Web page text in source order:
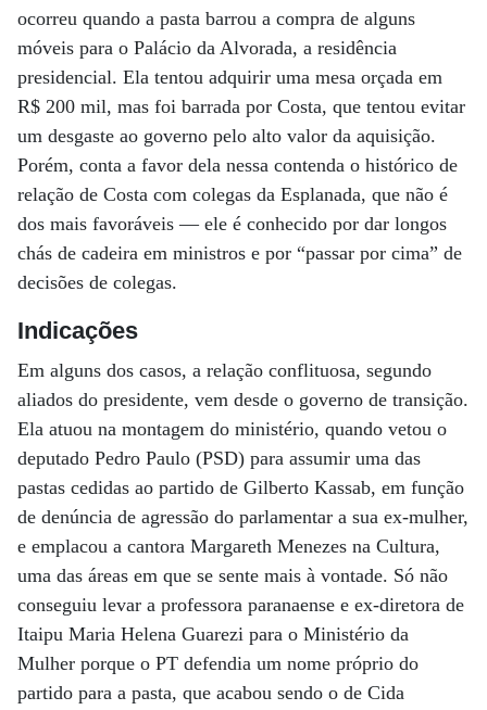
ocorreu quando a pasta barrou a compra de alguns
móveis para o Palácio da Alvorada, a residência
presidencial. Ela tentou adquirir uma mesa orçada em
R$ 200 mil, mas foi barrada por Costa, que tentou evitar
um desgaste ao governo pelo alto valor da aquisição.
Porém, conta a favor dela nessa contenda o histórico de
relação de Costa com colegas da Esplanada, que não é
dos mais favoráveis — ele é conhecido por dar longos
chás de cadeira em ministros e por “passar por cima” de
decisões de colegas.
Indicações
Em alguns dos casos, a relação conflituosa, segundo
aliados do presidente, vem desde o governo de transição.
Ela atuou na montagem do ministério, quando vetou o
deputado Pedro Paulo (PSD) para assumir uma das
pastas cedidas ao partido de Gilberto Kassab, em função
de denúncia de agressão do parlamentar a sua ex-mulher,
e emplacou a cantora Margareth Menezes na Cultura,
uma das áreas em que se sente mais à vontade. Só não
conseguiu levar a professora paranaense e ex-diretora de
Itaipu Maria Helena Guarezi para o Ministério da
Mulher porque o PT defendia um nome próprio do
partido para a pasta, que acabou sendo o de Cida